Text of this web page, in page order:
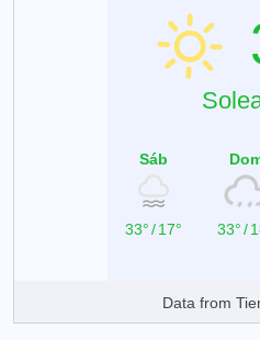
Sáb
33°/17° 33°/
Data from